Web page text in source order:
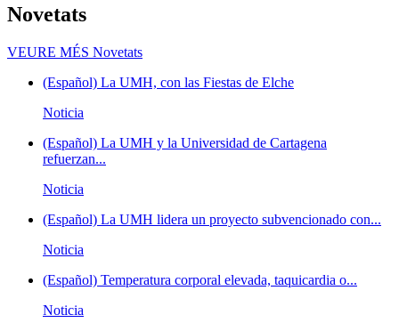
Novetats
VEURE MÉS Novetats
(Español) La UMH, con las Fiestas de Elche
Noticia
(Español) La UMH y la Universidad de Cartagena
refuerzan...
Noticia
(Español) La UMH lidera un proyecto subvencionado con...
Noticia
(Español) Temperatura corporal elevada, taquicardia o...
Noticia